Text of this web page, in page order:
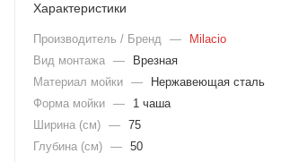
Характеристики
Производитель / Бренд —
Milacio
Вид монтажа —
Врезная
Материал мойки —
Нержавеющая сталь
Форма мойки —
1 чаша
Ширина (см) — 75
Глубина (см) — 50